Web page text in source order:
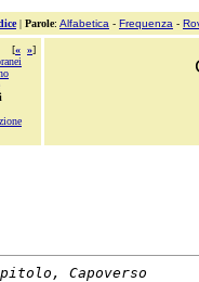
| Parole: Alfabetica - Frequenza -
[« »]
Capoverso